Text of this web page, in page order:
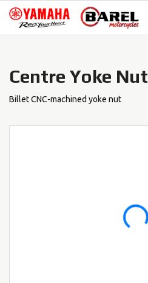
Skip
navigation
Skip
content
Centre Yoke Nut
Billet CNC-machined yoke nut